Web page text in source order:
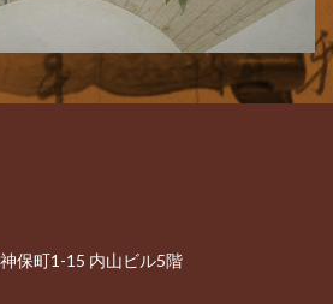
保町1-15 内山ビル5階